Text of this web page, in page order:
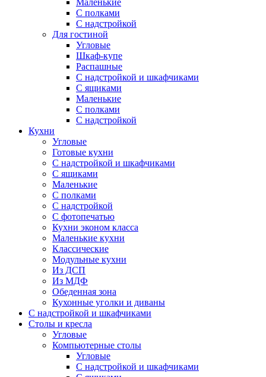
Маленькие
С полками
С надстройкой
Для гостиной
Угловые
Шкаф-купе
Распашные
С надстройкой и шкафчиками
С ящиками
Маленькие
С полками
С надстройкой
Кухни
Угловые
Готовые кухни
С надстройкой и шкафчиками
С ящиками
Маленькие
С полками
С надстройкой
С фотопечатью
Кухни эконом класса
Маленькие кухни
Классические
Модульные кухни
Из ДСП
Из МДФ
Обеденная зона
Кухонные уголки и диваны
С надстройкой и шкафчиками
Столы и кресла
Угловые
Компьютерные столы
Угловые
С надстройкой и шкафчиками